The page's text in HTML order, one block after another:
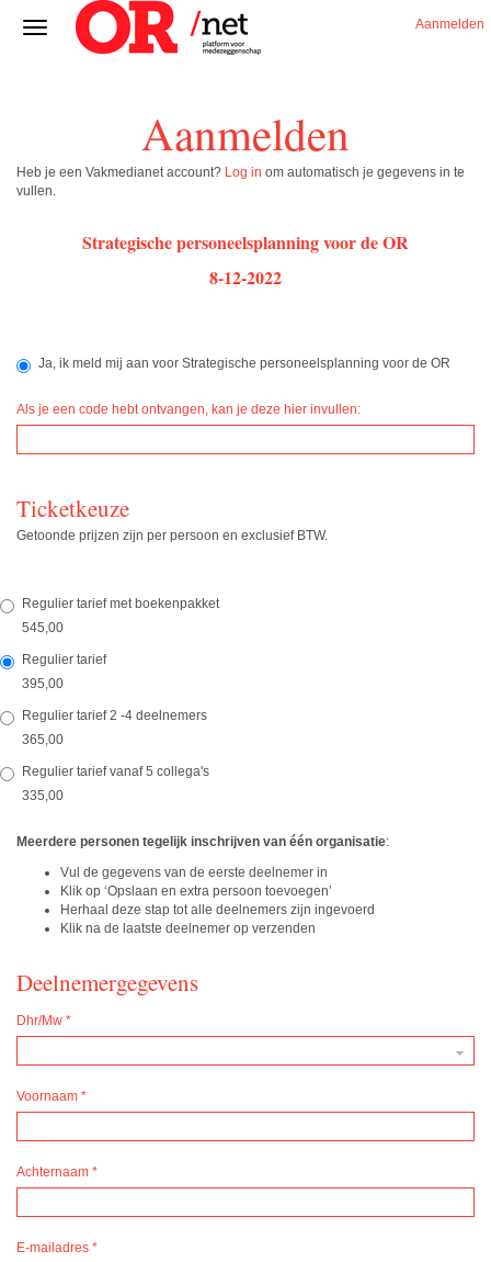
Aanmelden
Aanmelden
Heb je een Vakmedianet account? Log in om automatisch je gegevens in te
vullen.
Strategische personeelsplanning voor de OR
8-12-2022
Ja, ik meld mij aan voor Strategische personeelsplanning voor de OR
Als je een code hebt ontvangen, kan je deze hier invullen:
Ticketkeuze
Getoonde prijzen zijn per persoon en exclusief BTW.
Regulier tarief met boekenpakket
545,00
Regulier tarief
395,00
Regulier tarief 2 -4 deelnemers
365,00
Regulier tarief vanaf 5 collega's
335,00
Meerdere personen tegelijk inschrijven van één organisatie:
Vul de gegevens van de eerste deelnemer in
Klik op ‘Opslaan en extra persoon toevoegen’
Herhaal deze stap tot alle deelnemers zijn ingevoerd
Klik na de laatste deelnemer op verzenden
Deelnemergegevens
Dhr/Mw *
Voornaam *
Achternaam *
E-mailadres *